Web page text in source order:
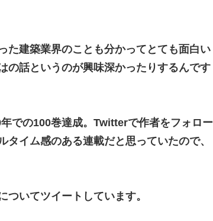
た建築業界のことも分かってとても面白い
の話というのが興味深かったりするんです
での100巻達成。Twitterで作者をフォロー
イム感のある連載だと思っていたので、
いてツイートしています。